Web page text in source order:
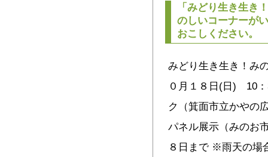
「みどり生き生き
のしいコーナーが
おこしください。
みどり生き生き！み
０月１８日(日) 10
ク（箕面市立かやの
パネル展示（みのお
８日まで ※雨天の場